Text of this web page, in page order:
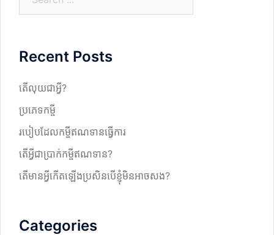
c
Recent Posts
តើលុយជាអ្វី?
ប្រភេទកម្ចី
របៀបដែលកម្ចីឥណទានធ្វើការ
តើអ្វីជាប្រាក់កម្ចីឥណទាន?
តើមានអ្វីកើតឡើងប្រសិនបើខ្ញុំមិនអាចសង?
Categories